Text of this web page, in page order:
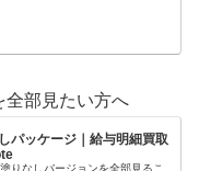
全部見たい方へ
パッケージ｜給与明細買取
りなしバージョンを全部見るこ